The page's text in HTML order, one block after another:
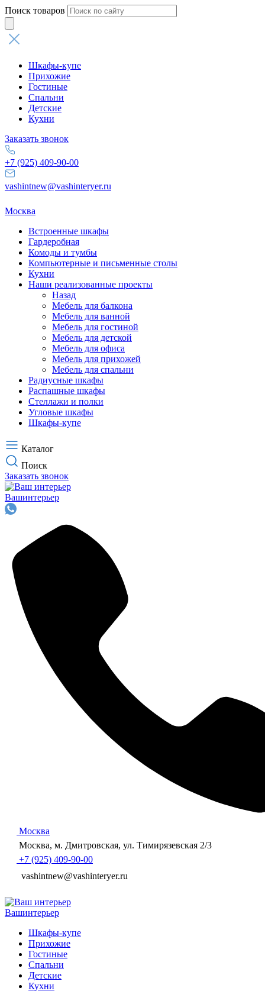
Поиск товаров
Шкафы-купе
Прихожие
Гостиные
Спальни
Детские
Кухни
Заказать звонок
+7 (925) 409-90-00
vashintnew@vashinteryer.ru
Москва
Встроенные шкафы
Гардеробная
Комоды и тумбы
Компьютерные и письменные столы
Кухни
Наши реализованные проекты
Назад
Мебель для балкона
Мебель для ванной
Мебель для гостиной
Мебель для детской
Мебель для офиса
Мебель для прихожей
Мебель для спальни
Радиусные шкафы
Распашные шкафы
Стеллажи и полки
Угловые шкафы
Шкафы-купе
Каталог
Поиск
Заказать звонок
Вашинтерьер
Москва
Москва, м. Дмитровская, ул. Тимирязевская 2/3
+7 (925) 409-90-00
vashintnew@vashinteryer.ru
Вашинтерьер
Шкафы-купе
Прихожие
Гостиные
Спальни
Детские
Кухни